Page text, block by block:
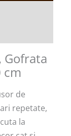
Gofrata
cm
de
repetate,
la